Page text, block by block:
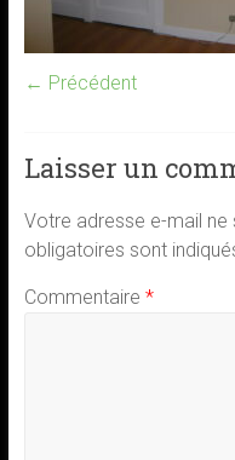
← Précédent
Laisser un
Votre adresse e-mail ne
obligatoires sont
Commentaire *